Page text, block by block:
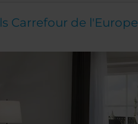
Carrefour de l'Europe